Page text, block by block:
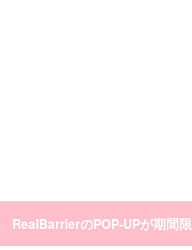
RealBarrierのPOP-UPが期間